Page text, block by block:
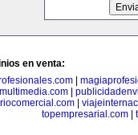
en venta:
topempresarial.com|